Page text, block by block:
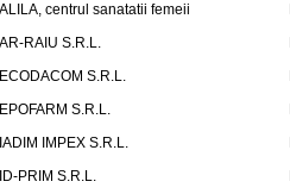
centrul sanatatii femeii
RAIU S.R.L.
S.R.L.
S.R.L.
IMPEX S.R.L.
PRIM S.R.L.